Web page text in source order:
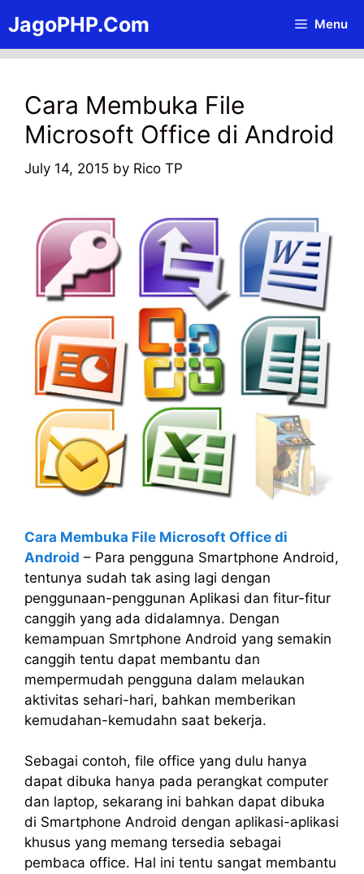
to
content
JagoPHP.Com Menu
Cara Membuka File
Microsoft Office di Android
July 14, 2015 by Rico TP
Cara Membuka File Microsoft Office di
Android – Para pengguna Smartphone Android,
tentunya sudah tak asing lagi dengan
penggunaan-penggunan Aplikasi dan fitur-fitur
canggih yang ada didalamnya. Dengan
kemampuan Smrtphone Android yang semakin
canggih tentu dapat membantu dan
mempermudah pengguna dalam melaukan
aktivitas sehari-hari, bahkan memberikan
kemudahan-kemudahn saat bekerja.
Sebagai contoh, file office yang dulu hanya
dapat dibuka hanya pada perangkat computer
dan laptop, sekarang ini bahkan dapat dibuka
di Smartphone Android dengan aplikasi-aplikasi
khusus yang memang tersedia sebagai
pembaca office. Hal ini tentu sangat membantu